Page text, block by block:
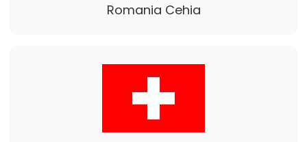
Romania Cehia